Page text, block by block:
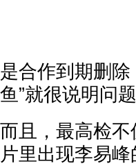
是合作到期删
鱼”就很说明问题
而且，最高检
片里出现李易